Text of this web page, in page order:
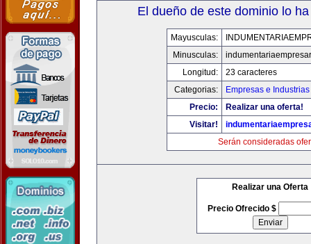
El dueño de este dominio lo
Mayusculas:
Minusculas:
Longitud:
23 caracteres
Categorias:
Empresas e Industrias
Precio:
Realizar una oferta!
Visitar!
Serán consideradas
Realizar una Oferta
Precio Ofrecido $